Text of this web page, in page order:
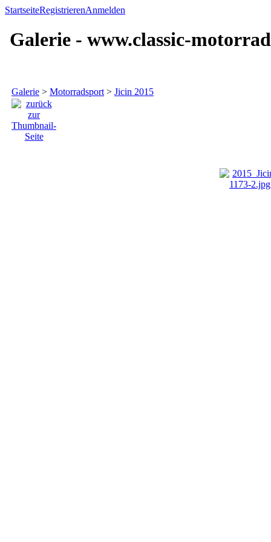
StartseiteRegistrierenAnmelden
Galerie - www.classic-
Galerie > Motorradsport > Jicin 2015